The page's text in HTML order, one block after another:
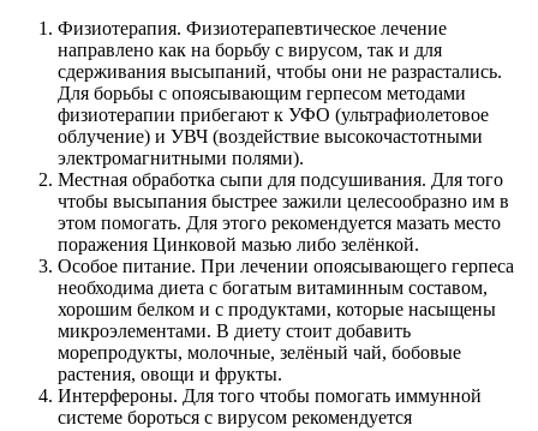
Физиотерапия. Физиотерапевтическое лечение
направлено как на борьбу с вирусом, так и для
сдерживания высыпаний, чтобы они не разрастались.
Для борьбы с опоясывающим герпесом методами
физиотерапии прибегают к УФО (ультрафиолетовое
облучение) и УВЧ (воздействие высокочастотными
электромагнитными полями).
Местная обработка сыпи для подсушивания. Для того
чтобы высыпания быстрее зажили целесообразно им в
этом помогать. Для этого рекомендуется мазать место
поражения Цинковой мазью либо зелёнкой.
Особое питание. При лечении опоясывающего герпеса
необходима диета с богатым витаминным составом,
хорошим белком и с продуктами, которые насыщены
микроэлементами. В диету стоит добавить
морепродукты, молочные, зелёный чай, бобовые
растения, овощи и фрукты.
Интерфероны. Для того чтобы помогать иммунной
системе бороться с вирусом рекомендуется